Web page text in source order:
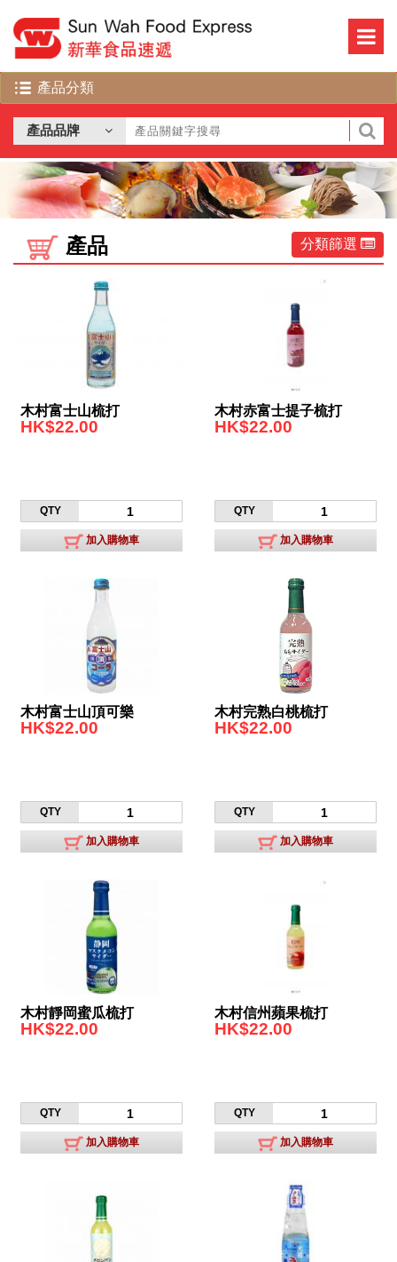
產品 分類篩選
木村富士山梳打
HK$22.00
QTY
加入購物車
木村赤富士提子梳打
HK$22.00
QTY
加入購物車
木村富士山頂可樂
HK$22.00
QTY
加入購物車
木村完熟白桃梳打
HK$22.00
QTY
加入購物車
木村靜岡蜜瓜梳打
HK$22.00
QTY
加入購物車
木村信州蘋果梳打
HK$22.00
QTY
加入購物車